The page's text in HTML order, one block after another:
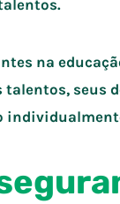
na
seus